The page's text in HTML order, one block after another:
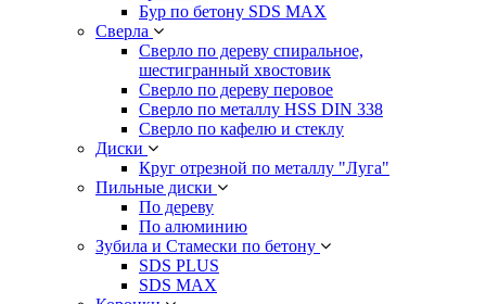
Бур по бетону SDS MAX
Сверла
Сверло по дереву спиральное,
шестигранный хвостовик
Сверло по дереву перовое
Сверло по металлу HSS DIN 338
Сверло по кафелю и стеклу
Диски
Круг отрезной по металлу "Луга"
Пильные диски
По дереву
По алюминию
Зубила и Стамески по бетону
SDS PLUS
SDS MAX